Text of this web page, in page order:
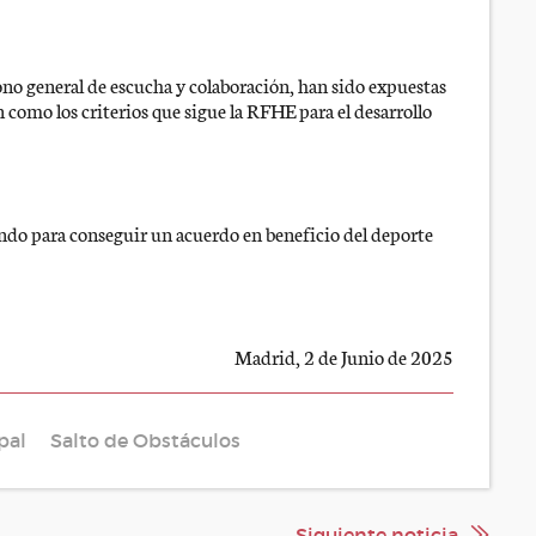
general de escucha y colaboración, han sido expuestas
los criterios que sigue la RFHE para el desarrollo
para conseguir un acuerdo en beneficio del deporte
Madrid, 2 de Junio de 2025
Salto de Obstáculos